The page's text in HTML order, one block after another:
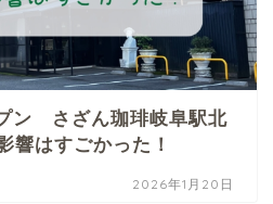
ン さざん珈琲岐阜駅北
響はすごかった！
2026年1月20日